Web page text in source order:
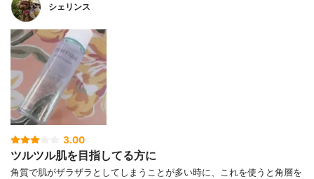
シェリンス
3.00
ツルツル肌を目指してる方に
角質で肌がザラザラとしてしまうことが多い時に、これを使うと角層を